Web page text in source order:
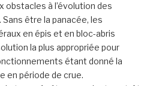
obstacles à l’évolution des
être la panacée, les
en épis et en bloc-abris
la plus appropriée pour
étant donné la
en période de crue.